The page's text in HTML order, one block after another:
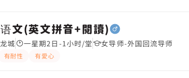
文(英文拼音+閱讀)
城 一星期2日-1小时/堂 女导师-外国回流导师
有耐性 有愛心